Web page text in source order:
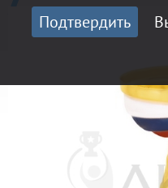
Подтвердить